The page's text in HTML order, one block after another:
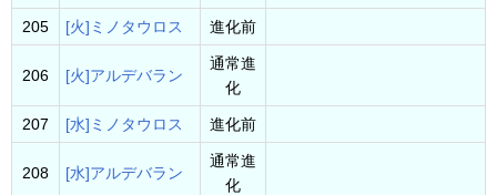
205 [火]ミノタウロス 進化前
206 [火]アルデバラン
通常進
化
207 [水]ミノタウロス 進化前
208 [水]アルデバラン
通常進
化